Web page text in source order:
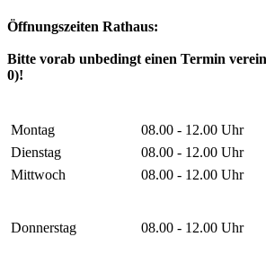
Öffnungszeiten Rathaus:
Bitte vorab unbedingt einen Termin
0)!
Montag 08.00 - 12.00 Uhr
Dienstag
08.00 - 12.00 Uhr
Mittwoch
08.00 - 12.00 Uhr
Donnerstag 08.00 - 12.00 Uhr